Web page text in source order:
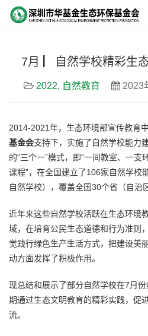
7月 ▏自然学校精彩生
2022, 自然教育 2023
2014-2021年，生态环境部宣传教育
基金会支持下，实施了自然学校能力
的“三个一”模式，即“一间教室、一
课程”，在全国建立了106家自然学校
自然学校），覆盖全国30个省（自治
近年来这些自然学校活跃在生态环境
域，在培育公民生态道德和行为准则
觉践行绿色生产生活方式，把建设美
动方面发挥了积极作用。
现总结和展示了部分自然学校在7月
期通过生态文明教育的精彩实践，促
流。